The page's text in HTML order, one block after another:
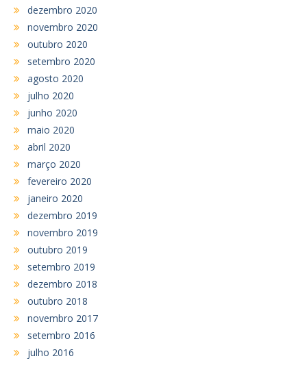
dezembro 2020
novembro 2020
outubro 2020
setembro 2020
agosto 2020
julho 2020
junho 2020
maio 2020
abril 2020
março 2020
fevereiro 2020
janeiro 2020
dezembro 2019
novembro 2019
outubro 2019
setembro 2019
dezembro 2018
outubro 2018
novembro 2017
setembro 2016
julho 2016